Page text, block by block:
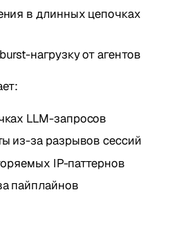
в длинных цепочках
нагрузку от агентов
LLM-запросов
из-за разрывов сессий
IP-паттернов
пайплайнов